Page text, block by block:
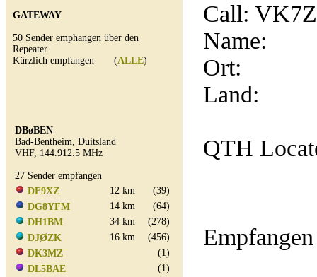
GATEWAY
50 Sender emphangen über den
Repeater
Kürzlich empfangen (ALLE)
DBøBEN
Bad-Bentheim, Duitsland
VHF, 144.912.5 MHz
27 Sender empfangen
DF9XZ
12 km
(39)
DG8YFM
14 km
(64)
DH1BM
34 km
(278)
DJØZK
16 km
(456)
DK3MZ
(1)
DL5BAE
(1)
Call:
Name:
Ort:
Land:
QTH